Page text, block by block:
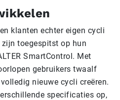
klanten echter eigen cycli
toegespitst op hun
SmartControl. Met
gebruikers twaalf
nieuwe cycli creëren.
specificaties op,